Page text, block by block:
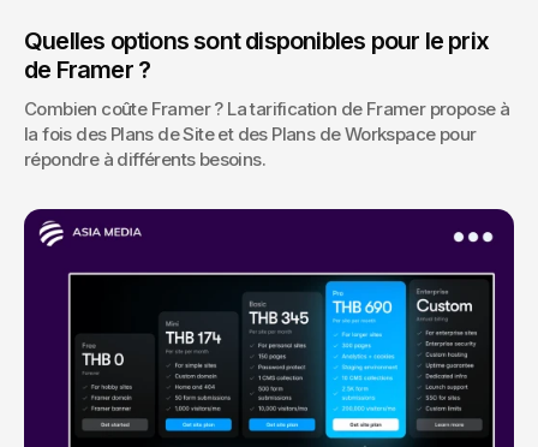
Quelles options sont disponibles pour le prix
de Framer ?
Combien coûte Framer ? La tarification de Framer propose à
la fois des Plans de Site et des Plans de Workspace pour
répondre à différents besoins.